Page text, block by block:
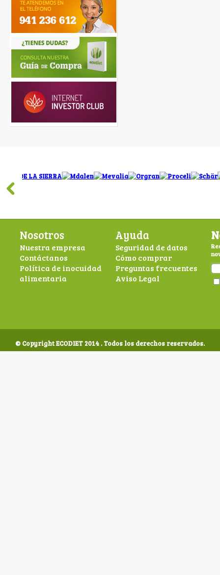
Nosotros
Nuestra empresa
Contáctanos
Política de inocuidad
alimentaria
Ayuda
Seguridad de datos
Cómo comprar
Preguntas frecuentes
Aviso Legal
© Copyright ECODIET 2014 . Todos los derechos reservados.